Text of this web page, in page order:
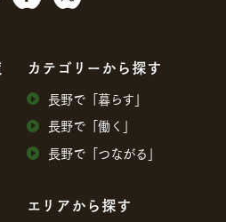
カテゴリーから探す
⻑野で「暮らす」
⻑野で「働く」
⻑野で「つながる」
エリアから探す